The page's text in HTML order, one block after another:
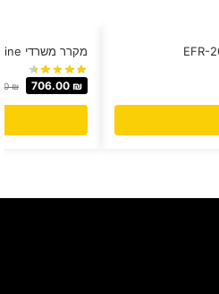
מקרר משרדי GoldLine ‏103 ‏ליטר דגם CB138
₪ 706.00 ₪